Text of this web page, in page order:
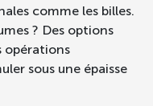
comme les billes.
? Des options
opérations
sous une épaisse